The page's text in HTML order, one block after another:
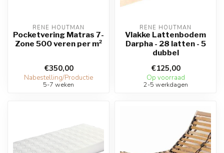
RENE HOUTMAN
Pocketvering Matras 7-
Zone 500 veren per m²
€350,00
Nabestelling/Productie
5-7 weken
RENE HOUTMAN
Vlakke Lattenbodem
Darpha - 28 latten - 5
dubbel
€125,00
Op voorraad
2-5 werkdagen